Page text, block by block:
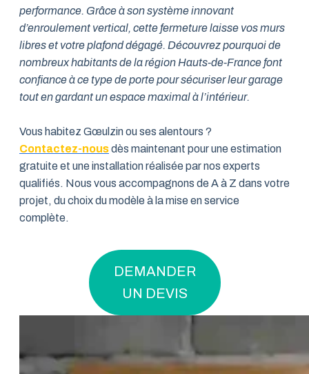
performance. Grâce à son système innovant
d’enroulement vertical, cette fermeture laisse vos murs
libres et votre plafond dégagé. Découvrez pourquoi de
nombreux habitants de la région Hauts-de-France font
confiance à ce type de porte pour sécuriser leur garage
tout en gardant un espace maximal à l’intérieur.
Vous habitez Gœulzin ou ses alentours ?
Contactez-nousdès maintenant pour une estimation
gratuite et une installation réalisée par nos experts
qualifiés. Nous vous accompagnons de A à Z dans votre
projet, du choix du modèle à la mise en service
complète.
DEMANDER
UN DEVIS